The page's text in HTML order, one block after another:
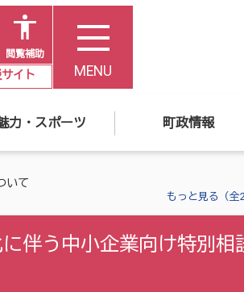
閲覧補助
イト MENU
力・スポーツ 町政情報
いて
もっと見る（全2
伴う中小企業向け特別相